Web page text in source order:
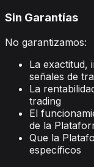
Sin Garantías
No garantizamos:
La exactitud,
señales de
La
trading
El
de la
Que la
específicos